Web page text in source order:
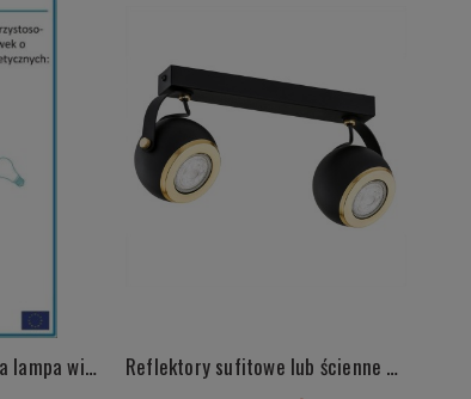
Nowoczesna drewniana lampa wisząca potrójna listwa biały elementy chrom skandynawski kula sklejka PORTORYKO 1337 Reflektory sufitowe lub ścienne elegancka lampa podwójna regulowana ze złotym akcentem KOS PLUS 7039 czarna